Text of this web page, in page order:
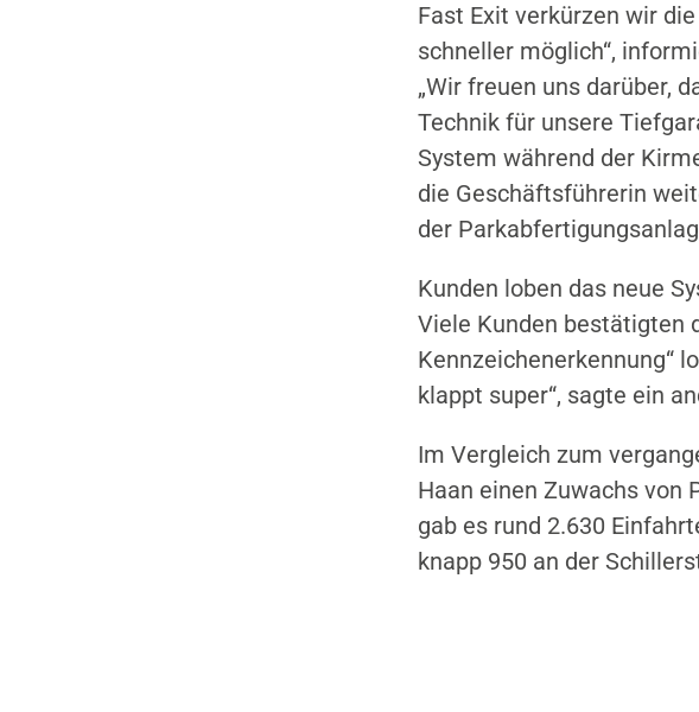
Fast Exit verkürzen wir
schneller möglich“,
„Wir freuen uns darüber,
Technik für unsere
System während der
die Geschäftsführerin
der
Kunden loben das neue
Viele Kunden bestätigten
Kennzeichenerkennung“
klappt super“, sagte ein
Im Vergleich zum
Haan einen Zuwachs von
gab es rund 2.630
knapp 950 an der